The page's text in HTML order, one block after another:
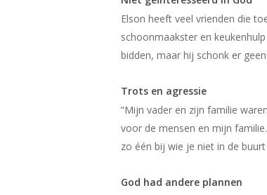
Elson heeft veel vrienden die
schoonmaakster en
bidden, maar hij schonk er
Trots en agressie
“Mijn vader en zijn familie
voor de mensen en mijn
zo één bij wie je niet in de buurt
God had andere plannen